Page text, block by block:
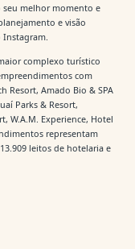
seu melhor momento e
e visão
Instagram.
complexo turístico
com
Resort, Amado Bio & SPA
Parks & Resort,
W.A.M. Experience, Hotel
representam
leitos de hotelaria e